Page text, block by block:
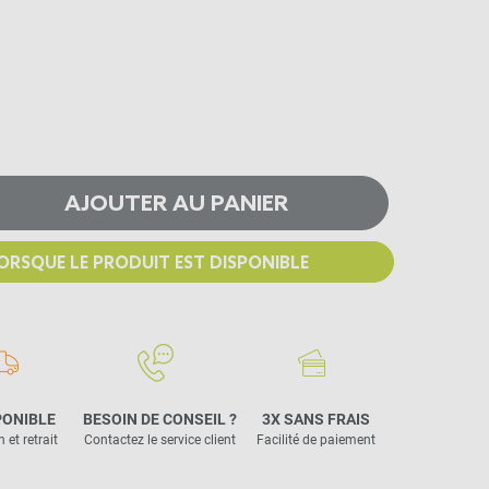
AJOUTER AU PANIER
LE PRODUIT EST DISPONIBLE
et retrait
BESOIN DE CONSEIL ?
Contactez le service client
3X SANS FRAIS
Facilité de paiement